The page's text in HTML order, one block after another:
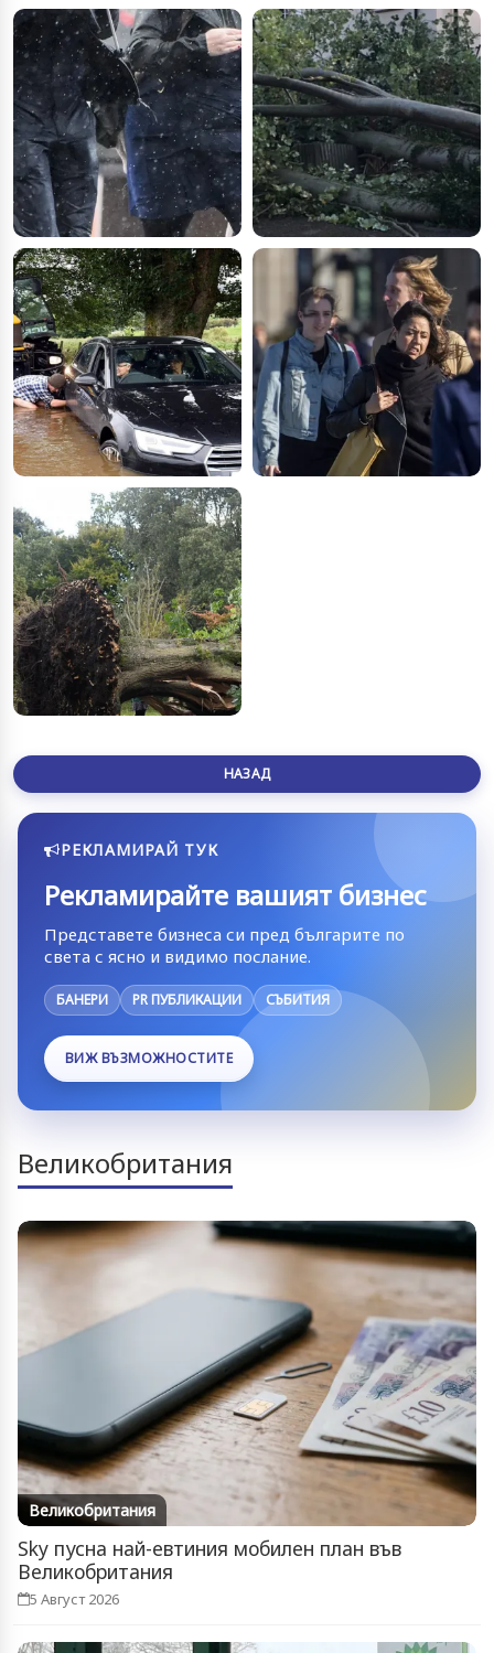
НАЗАД
РЕКЛАМИРАЙ ТУК
Рекламирайте вашият бизнес
Представете бизнеса си пред българите по
света с ясно и видимо послание.
БАНЕРИ PR ПУБЛИКАЦИИ СЪБИТИЯ
ВИЖ ВЪЗМОЖНОСТИТЕ
Великобритания
Великобритания
Sky пусна най-евтиния мобилен план във
Великобритания
5 Август 2026